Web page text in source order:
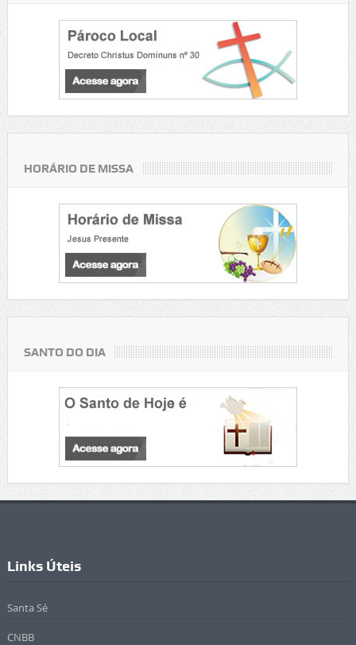
HORÁRIO DE MISSA
SANTO DO DIA
Links Úteis
Santa Sé
CNBB